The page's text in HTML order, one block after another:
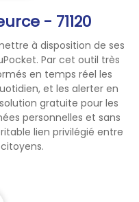
- 71120
à disposition de ses
Par cet outil très
en temps réel les
et les alerter en
gratuite pour les
personnelles et sans
lien privilégié entre